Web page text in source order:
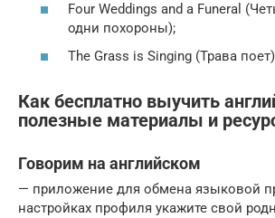
Four Weddings and a Funeral
одни похороны);
The Grass is Singing (Трава
Как бесплатно выучить
полезные материалы и
Говорим на английском
— приложение для обмена языковой
настройках профиля укажите свой